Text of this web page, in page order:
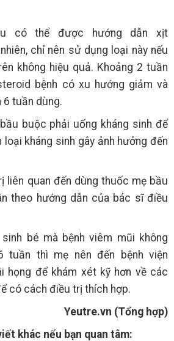
có thể được hướng dẫn xịt
chỉ nên sử dụng loại này nếu
không hiệu quả. Khoảng 2 tuần
bệnh có xu hướng giảm và
tuần dùng.
buộc phải uống kháng sinh để
kháng sinh gây ảnh hưởng đến
liên quan đến dùng thuốc mẹ bầu
theo hướng dẫn của bác sĩ điều
bé mà bệnh viêm mũi không
tuần thì mẹ nên đến bệnh viện
họng để khám xét kỹ hơn về các
có cách điều trị thích hợp.
Yeutre.vn (Tổng hợp)
khác nếu bạn quan tâm: